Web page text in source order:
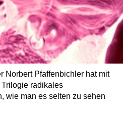
Norbert Pfaffenbichler hat mit
radikales
wie man es selten zu sehen